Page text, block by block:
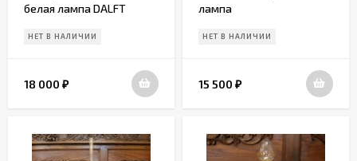
белая лампа DALFT
НЕТ В НАЛИЧИИ
18 000 ₽
лампа
НЕТ В НАЛИЧИИ
15 500 ₽